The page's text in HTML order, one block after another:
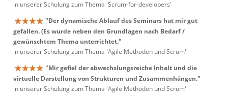
in unserer Schulung zum Thema 'Scrum-for-developers'
"Der dynamische Ablauf des Seminars hat mir gut
gefallen. (Es wurde neben den Grundlagen nach Bedarf /
gewünschtem Thema unterrichtet."
in unserer Schulung zum Thema 'Agile Methoden und Scrum'
"Mir gefiel der abwechslungsreiche Inhalt und die
virtuelle Darstellung von Strukturen und Zusammenhängen."
in unserer Schulung zum Thema 'Agile Methoden und Scrum'